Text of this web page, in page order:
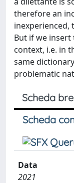
therefore an
inexperienced,
But if we
context, i.e. in
same
problematic
Scheda
Scheda
Data
2021